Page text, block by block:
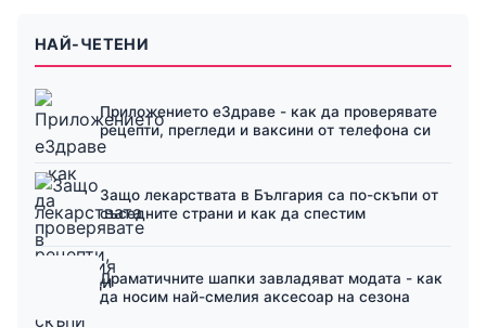
НАЙ-ЧЕТЕНИ
Приложението еЗдраве - как да проверявате
рецепти, прегледи и ваксини от телефона си
Защо лекарствата в България са по-скъпи от
съседните страни и как да спестим
Драматичните шапки завладяват модата - как
да носим най-смелия аксесоар на сезона